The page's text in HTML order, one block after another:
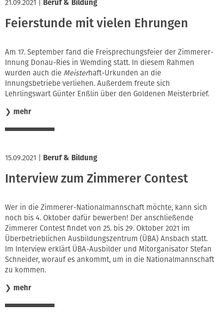
21.09.2021 Beruf & Bildung
Feierstunde mit vielen Ehrungen
Am 17. September fand die Freisprechungsfeier der Zimmerer-
Innung Donau-Ries in Wemding statt. In diesem Rahmen
wurden auch die Meisterhaft-Urkunden an die
Innungsbetriebe verliehen. Außerdem freute sich
Lehrlingswart Günter Enßlin über den Goldenen Meisterbrief.
❯ mehr
15.09.2021 Beruf & Bildung
Interview zum Zimmerer Contest
Wer in die Zimmerer-Nationalmannschaft möchte, kann sich
noch bis 4. Oktober dafür bewerben! Der anschließende
Zimmerer Contest findet von 25. bis 29. Oktober 2021 im
Überbetrieblichen Ausbildungszentrum (ÜBA) Ansbach statt.
Im Interview erklärt ÜBA-Ausbilder und Mitorganisator Stefan
Schneider, worauf es ankommt, um in die Nationalmannschaft
zu kommen.
❯ mehr